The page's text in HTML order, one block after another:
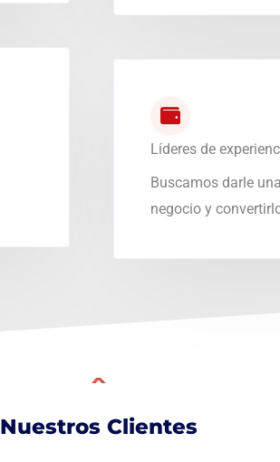
Líderes de
Buscamos darle
negocio y
Nuestros Clientes